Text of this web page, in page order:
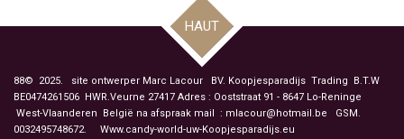
HAUT
88© 2025. site ontwerper Marc Lacour BV. Koopjesparadijs Trading B.T.W
BE0474261506 HWR.Veurne 27417 Adres : Ooststraat 91 - 8647 Lo-Reninge
West-Vlaanderen België na afspraak mail : mlacour@hotmail.be GSM.
0032495748672. Www.candy-world-uw-Koopjesparadijs.eu